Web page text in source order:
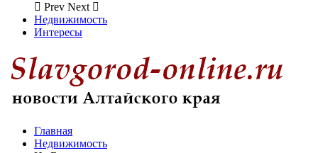
Prev Next
Недвижимость
Интересы
Главная
Недвижимость